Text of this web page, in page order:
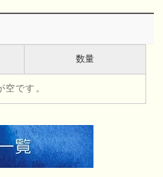
数量
空です。